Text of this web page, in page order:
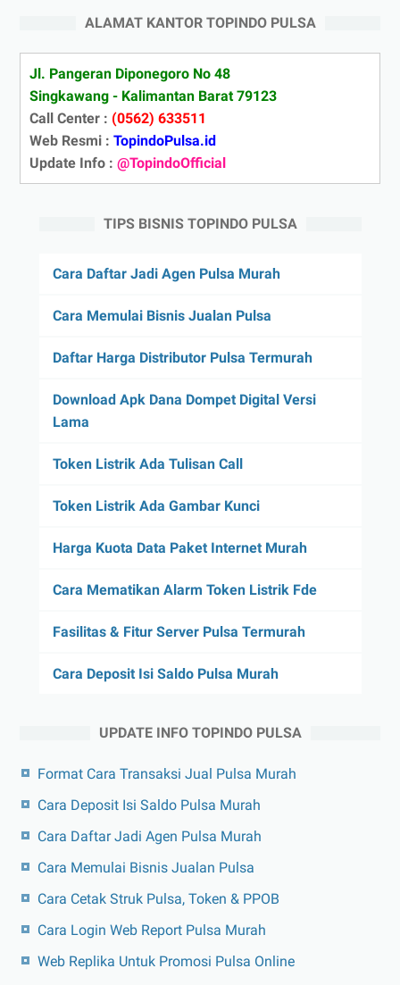
ALAMAT KANTOR TOPINDO PULSA
Jl. Pangeran Diponegoro No 48
Singkawang - Kalimantan Barat 79123
Call Center : (0562) 633511
Web Resmi : TopindoPulsa.id
Update Info : @TopindoOfficial
TIPS BISNIS TOPINDO PULSA
Cara Daftar Jadi Agen Pulsa Murah
Cara Memulai Bisnis Jualan Pulsa
Daftar Harga Distributor Pulsa Termurah
Download Apk Dana Dompet Digital Versi
Lama
Token Listrik Ada Tulisan Call
Token Listrik Ada Gambar Kunci
Harga Kuota Data Paket Internet Murah
Cara Mematikan Alarm Token Listrik Fde
Fasilitas & Fitur Server Pulsa Termurah
Cara Deposit Isi Saldo Pulsa Murah
UPDATE INFO TOPINDO PULSA
Format Cara Transaksi Jual Pulsa Murah
Cara Deposit Isi Saldo Pulsa Murah
Cara Daftar Jadi Agen Pulsa Murah
Cara Memulai Bisnis Jualan Pulsa
Cara Cetak Struk Pulsa, Token & PPOB
Cara Login Web Report Pulsa Murah
Web Replika Untuk Promosi Pulsa Online